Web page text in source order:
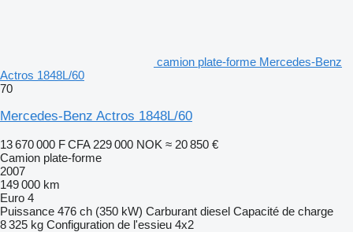
camion plate-forme Mercedes-Benz
Actros 1848L/60
70
Mercedes-Benz Actros 1848L/60
13 670 000 F CFA 229 000 NOK ≈ 20 850 €
Camion plate-forme
2007
149 000 km
Euro 4
Puissance 476 ch (350 kW) Carburant diesel Capacité de charge
8 325 kg Configuration de l'essieu 4x2